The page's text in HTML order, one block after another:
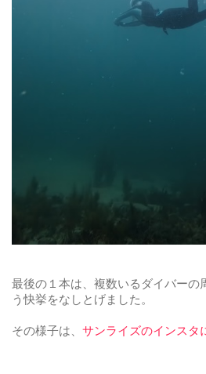
最後の１本は、複数いるダイバーの
う快挙をなしとげました。
その様子は、 サンライズのインスタ